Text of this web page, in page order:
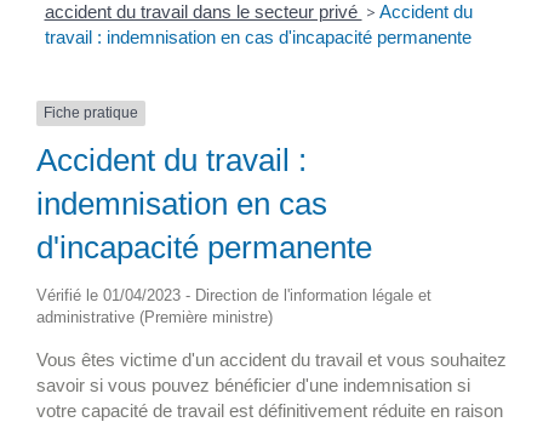
accident du travail dans le secteur privé > Accident du
travail : indemnisation en cas d'incapacité permanente
Fiche pratique
Accident du travail :
indemnisation en cas
d'incapacité permanente
Vérifié le 01/04/2023 - Direction de l'information légale et
administrative (Première ministre)
Vous êtes victime d'un accident du travail et vous souhaitez
savoir si vous pouvez bénéficier d'une indemnisation si
votre capacité de travail est définitivement réduite en raison